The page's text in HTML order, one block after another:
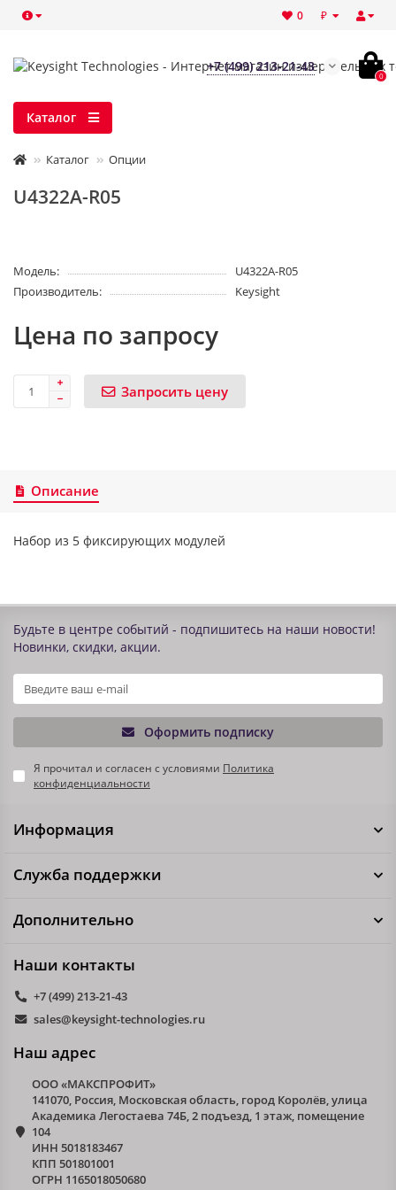
₽
0
+7 (499) 213-21-43
0
Каталог
Каталог Опции
U4322A-R05
Модель:
U4322A-R05
Производитель:
Keysight
Цена по запросу
Запросить цену
Описание
Набор из 5 фиксирующих модулей
Будьте в центре событий - подпишитесь на наши новости!
Новинки, скидки, акции.
Оформить подписку
Я прочитал и согласен с условиями Политика
конфиденциальности
Информация
Служба поддержки
Дополнительно
Наши контакты
+7 (499) 213-21-43
sales@keysight-technologies.ru
Наш адрес
ООО «МАКСПРОФИТ»
141070, Россия, Московская область, город Королёв, улица
Академика Легостаева 74Б, 2 подъезд, 1 этаж, помещение
104
ИНН 5018183467
КПП 501801001
ОГРН 1165018050680